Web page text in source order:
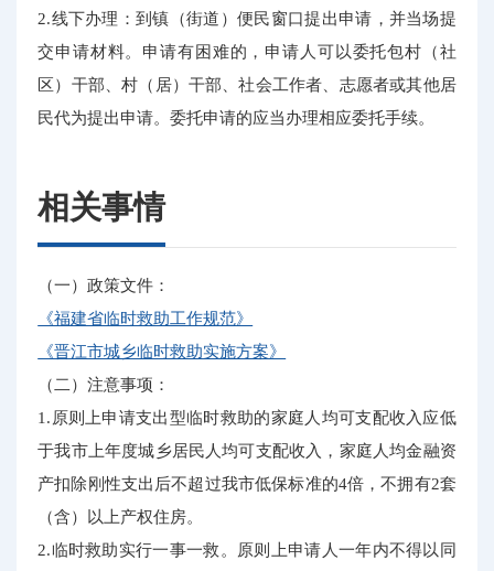
2.线下办理：到镇（街道）便民窗口提出申请，并当场提
交申请材料。申请有困难的，申请人可以委托包村（社
区）干部、村（居）干部、社会工作者、志愿者或其他居
民代为提出申请。委托申请的应当办理相应委托手续。
相关事情
（一）政策文件：
《福建省临时救助工作规范》
《晋江市城乡临时救助实施方案》
（二）注意事项：
1.原则上申请支出型临时救助的家庭人均可支配收入应低
于我市上年度城乡居民人均可支配收入，家庭人均金融资
产扣除刚性支出后不超过我市低保标准的4倍，不拥有2套
（含）以上产权住房。
2.临时救助实行一事一救。原则上申请人一年内不得以同